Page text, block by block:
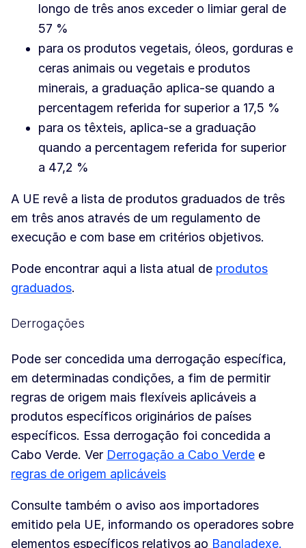
longo de três anos exceder o limiar geral de
57 %
para os produtos vegetais, óleos, gorduras e
ceras animais ou vegetais e produtos
minerais, a graduação aplica-se quando a
percentagem referida for superior a 17,5 %
para os têxteis, aplica-se a graduação
quando a percentagem referida for superior
a 47,2 %
A UE revê a lista de produtos graduados de três
em três anos através de um regulamento de
execução e com base em critérios objetivos.
Pode encontrar aqui a lista atual de produtos
graduados.
Derrogações
Pode ser concedida uma derrogação específica,
em determinadas condições, a fim de permitir
regras de origem mais flexíveis aplicáveis a
produtos específicos originários de países
específicos. Essa derrogação foi concedida a
Cabo Verde. Ver Derrogação a Cabo Verde e
regras de origem aplicáveis
Consulte também o aviso aos importadores
emitido pela UE, informando os operadores sobre
elementos específicos relativos ao Bangladexe.